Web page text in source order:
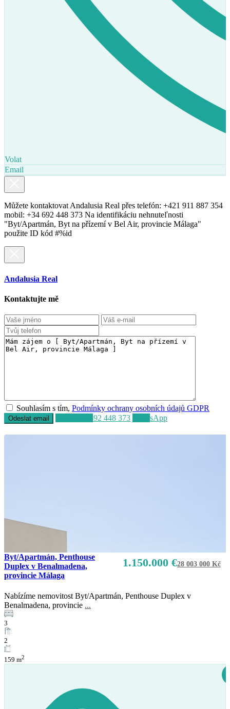
Prodej
K dispozici
Volat
Email
Můžete kontaktovat Andalusia Real přes telefón: +421 911 887 354
mobil: +34 692 448 373 Na identifikáciu nehnuteľnosti
"Byt/Apartmán, Byt na přízemí v Bel Air, provincie Málaga"
použite ID kód #%id
Andalusia Real
Kontaktujte mě
Souhlasím s tím,Podmínky ochrany osobních údajů GDPR
+34 692 448 373 WhatsApp
1.150.000 €28 003 000 Kč
Byt/Apartmán, Penthouse
Duplex v Benalmadena,
provincie Málaga
Nabízíme nemovitost Byt/Apartmán, Penthouse Duplex v
Benalmadena, provincie ...
3
2
159 m2